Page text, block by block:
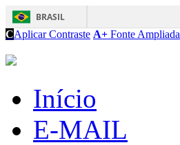
BRASIL
CAplicar Contraste A+ Fonte Ampliada
Início
E-MAIL